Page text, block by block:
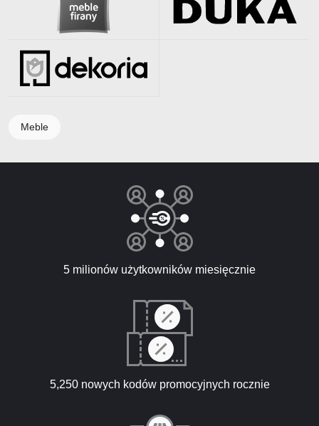
Meble
5 milionów użytkowników miesięcznie
5,250 nowych kodów promocyjnych rocznie